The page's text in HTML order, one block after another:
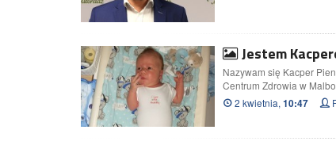
Jestem
Nazywam się Kacper
Centrum Zdrowia w
2 kwietnia, 10:47